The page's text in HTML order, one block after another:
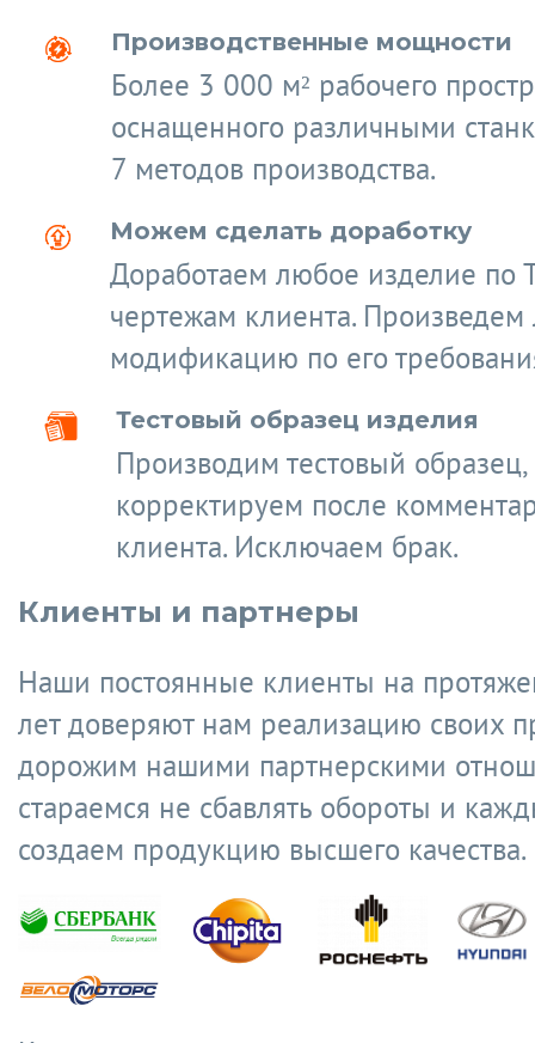
Производственные мощности
Более 3 000 м² рабочего
оснащенного различными
7 методов производства.
Можем сделать доработку
Доработаем любое изделие по
чертежам клиента.
модификацию по его
Тестовый образец изделия
Производим тестовый образец,
корректируем после
клиента. Исключаем брак.
Клиенты и партнеры
Наши постоянные клиенты на
лет доверяют нам реализацию своих
дорожим нашими партнерскими
стараемся не сбавлять обороты и
создаем продукцию высшего качества.